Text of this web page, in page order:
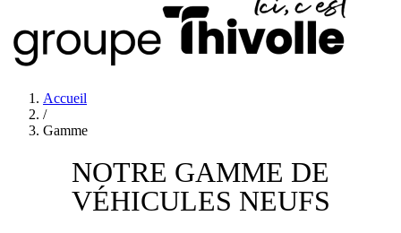
Accueil
/
Gamme
NOTRE GAMME DE
VÉHICULES NEUFS